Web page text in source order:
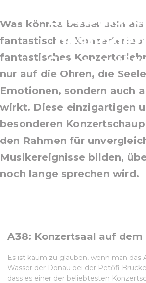
Erlebnisse
Was könnte besser sein als
fantastisches
fantastisches
nur auf die Ohren, die
Emotionen, sondern auch
wirkt. Diese einzigartigen
besonderen
den Rahmen für
Musikereignisse bilden,
noch lange sprechen wird.
A38: Konzertsaal auf
Es ist kaum zu glauben, wenn man das
Wasser der Donau bei der Petőfi-
dass es einer der beliebtesten